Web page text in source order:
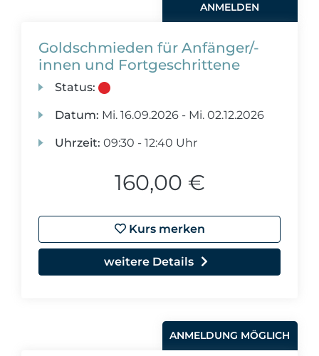
ANMELDEN
Goldschmieden für Anfänger/-
innen und Fortgeschrittene
Status:
Datum: Mi. 16.09.2026 - Mi. 02.12.2026
Uhrzeit: 09:30 - 12:40 Uhr
160,00 €
Kurs merken
weitere Details
ANMELDUNG MÖGLICH